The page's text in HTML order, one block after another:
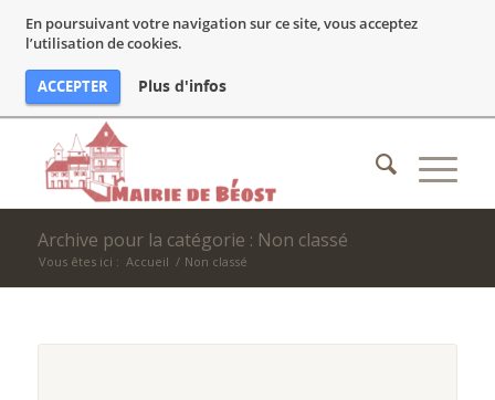
En poursuivant votre navigation sur ce site, vous acceptez
l’utilisation de cookies.
ACCEPTER Plus d'infos
Archive pour la catégorie : Non classé
Vous êtes ici : Accueil / Non classé